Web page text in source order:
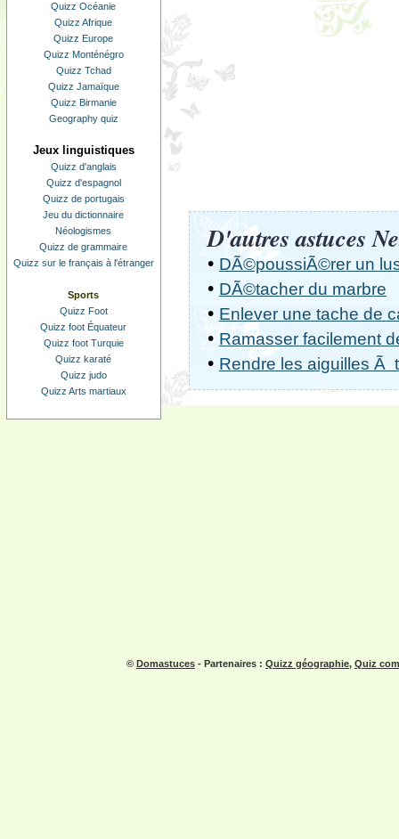
Quizz Océanie
Quizz Afrique
Quizz Europe
Quizz Monténégro
Quizz Tchad
Quizz Jamaïque
Quizz Birmanie
Geography quiz
Jeux linguistiques
Quizz d'anglais
Quizz d'espagnol
Quizz de portugais
Jeu du dictionnaire
Néologismes
Quizz de grammaire
Quizz sur le français à l'étranger
Sports
Quizz Foot
Quizz foot Équateur
Quizz foot Turquie
Quizz karaté
Quizz judo
Quizz Arts martiaux
D'autres astuces
• DÃ©poussiÃ©rer un
• DÃ©tacher du marbre
•Enlever une tache de
• Ramasser facilement
• Rendre les aiguilles Ã
© Domastuces - Partenaires : Quizz géographie, Quiz